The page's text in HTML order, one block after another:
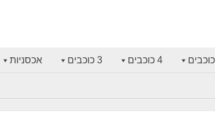
4 כוכבים 3 כוכבים אכסניות